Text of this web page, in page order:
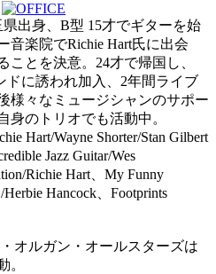
出身、B型 15才でギターを始
音楽院でRichie Hart氏に出会
とを決意。24才で帰国し、
ドに誘われ加入、2年間ライブ
様々なミュージシャンのサポー
身のトリオでも活動中。
Hart/Wayne Shorter/Stan Gilbert
Jazz Guitar/Wes
Richie Hart、My Funny
Hancock、Footprints
オルガン・オールスターズは
。